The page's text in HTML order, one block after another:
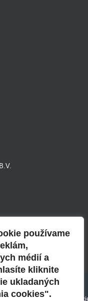
používame
médií a
kliknite
ukladaných
cookies".
alebo načítavať